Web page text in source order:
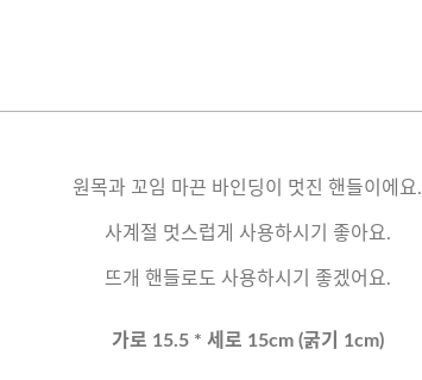
원목과 꼬임 마끈 바인딩이 멋진 핸들이에요.
사계절 멋스럽게 사용하시기 좋아요.
뜨개 핸들로도 사용하시기 좋겠어요.
가로 15.5 * 세로 15cm (굵기 1cm)